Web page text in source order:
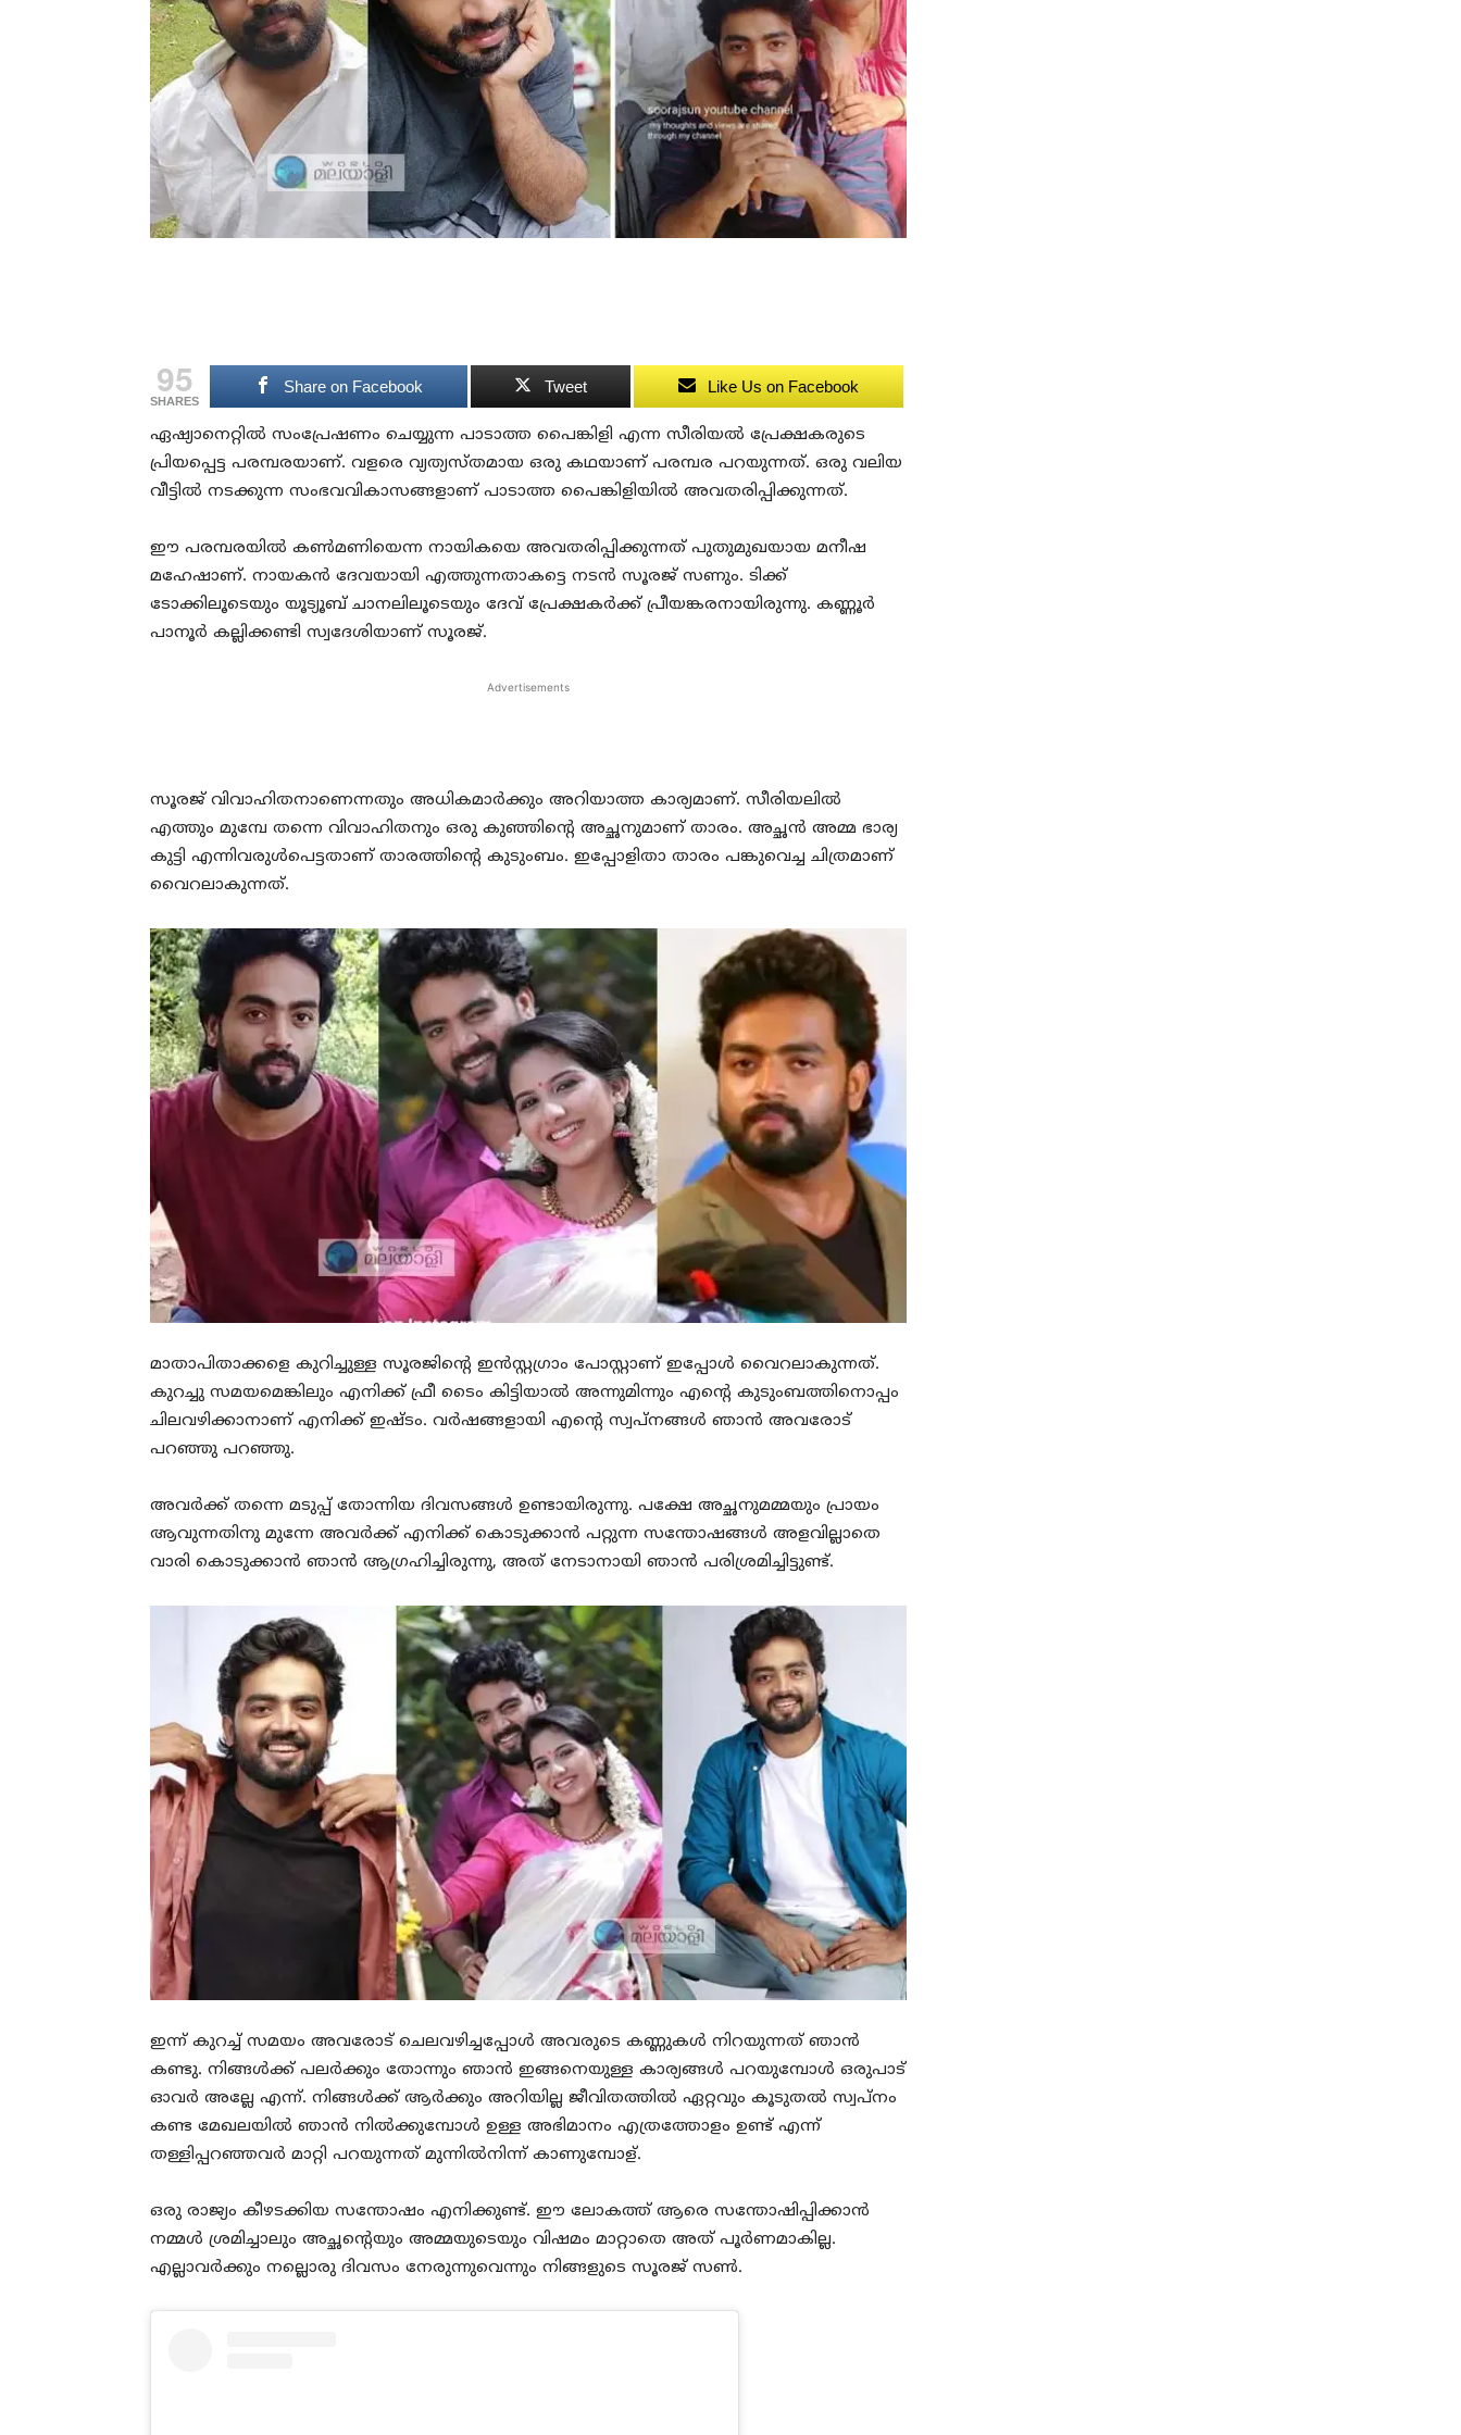
95
SHARES
Share on Facebook Tweet Like Us on Facebook
ഏഷ്യാനെറ്റിൽ സംപ്രേഷണം ചെയ്യുന്ന പാടാത്ത പൈങ്കിളി എന്ന സീരിയൽ പ്രേക്ഷകരുടെ
പ്രിയപ്പെട്ട പരമ്പരയാണ്. വളരെ വ്യത്യസ്തമായ ഒരു കഥയാണ് പരമ്പര പറയുന്നത്. ഒരു വലിയ
വീട്ടിൽ നടക്കുന്ന സംഭവവികാസങ്ങളാണ് പാടാത്ത പൈങ്കിളിയിൽ അവതരിപ്പിക്കുന്നത്.
ഈ പരമ്പരയിൽ കൺമണിയെന്ന നായികയെ അവതരിപ്പിക്കുന്നത് പുതുമുഖയായ മനീഷ
മഹേഷാണ്. നായകൻ ദേവയായി എത്തുന്നതാകട്ടെ നടൻ സൂരജ് സണും. ടിക്ക്
ടോക്കിലൂടെയും യൂട്യൂബ് ചാനലിലൂടെയും ദേവ് പ്രേക്ഷകർക്ക് പ്രീയങ്കരനായിരുന്നു. കണ്ണൂർ
പാനൂർ കല്ലിക്കണ്ടി സ്വദേശിയാണ് സൂരജ്.
Advertisements
സൂരജ് വിവാഹിതനാണെന്നതും അധികമാർക്കും അറിയാത്ത കാര്യമാണ്. സീരിയലിൽ
എത്തും മുമ്പേ തന്നെ വിവാഹിതനും ഒരു കുഞ്ഞിന്റെ അച്ഛനുമാണ് താരം. അച്ഛൻ അമ്മ ഭാര്യ
കുട്ടി എന്നിവരുൾപെട്ടതാണ് താരത്തിന്റെ കുടുംബം. ഇപ്പോളിതാ താരം പങ്കുവെച്ച ചിത്രമാണ്
വൈറലാകുന്നത്.
മാതാപിതാക്കളെ കുറിച്ചുള്ള സൂരജിന്റെ ഇൻസ്റ്റഗ്രാം പോസ്റ്റാണ് ഇപ്പോൾ വൈറലാകുന്നത്.
കുറച്ചു സമയമെങ്കിലും എനിക്ക് ഫ്രീ ടൈം കിട്ടിയാൽ അന്നുമിന്നും എന്റെ കുടുംബത്തിനൊപ്പം
ചിലവഴിക്കാനാണ് എനിക്ക് ഇഷ്ടം. വർഷങ്ങളായി എന്റെ സ്വപ്നങ്ങൾ ഞാൻ അവരോട്
പറഞ്ഞു പറഞ്ഞു.
അവർക്ക് തന്നെ മടുപ്പ് തോന്നിയ ദിവസങ്ങൾ ഉണ്ടായിരുന്നു. പക്ഷേ അച്ഛനുമമ്മയും പ്രായം
ആവുന്നതിനു മുന്നേ അവർക്ക് എനിക്ക് കൊടുക്കാൻ പറ്റുന്ന സന്തോഷങ്ങൾ അളവില്ലാതെ
വാരി കൊടുക്കാൻ ഞാൻ ആഗ്രഹിച്ചിരുന്നു, അത് നേടാനായി ഞാൻ പരിശ്രമിച്ചിട്ടുണ്ട്.
ഇന്ന് കുറച്ച് സമയം അവരോട് ചെലവഴിച്ചപ്പോൾ അവരുടെ കണ്ണുകൾ നിറയുന്നത് ഞാൻ
കണ്ടു. നിങ്ങൾക്ക് പലർക്കും തോന്നും ഞാൻ ഇങ്ങനെയുള്ള കാര്യങ്ങൾ പറയുമ്പോൾ ഒരുപാട്
ഓവർ അല്ലേ എന്ന്. നിങ്ങൾക്ക് ആർക്കും അറിയില്ല ജീവിതത്തിൽ ഏറ്റവും കൂടുതൽ സ്വപ്നം
കണ്ട മേഖലയിൽ ഞാൻ നിൽക്കുമ്പോൾ ഉള്ള അഭിമാനം എത്രത്തോളം ഉണ്ട് എന്ന്
തള്ളിപ്പറഞ്ഞവർ മാറ്റി പറയുന്നത് മുന്നിൽനിന്ന് കാണുമ്പോള്.
ഒരു രാജ്യം കീഴടക്കിയ സന്തോഷം എനിക്കുണ്ട്. ഈ ലോകത്ത് ആരെ സന്തോഷിപ്പിക്കാൻ
നമ്മൾ ശ്രമിച്ചാലും അച്ഛന്റെയും അമ്മയുടെയും വിഷമം മാറ്റാതെ അത് പൂർണമാകില്ല.
എല്ലാവർക്കും നല്ലൊരു ദിവസം നേരുന്നുവെന്നും നിങ്ങളുടെ സൂരജ് സൺ.